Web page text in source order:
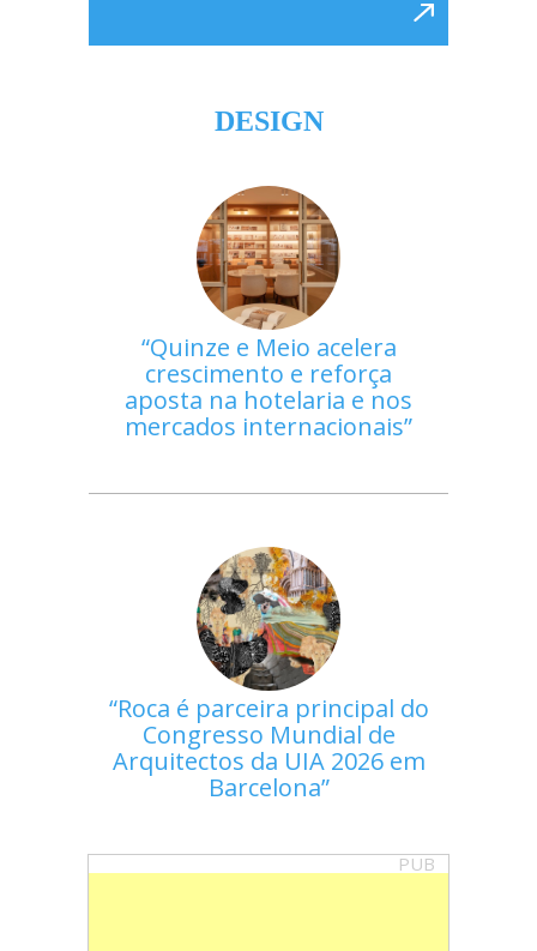
DESIGN
Quinze e Meio acelera
crescimento e reforça
aposta na hotelaria e nos
mercados internacionais
Roca é parceira principal do
Congresso Mundial de
Arquitectos da UIA 2026 em
Barcelona
PUB